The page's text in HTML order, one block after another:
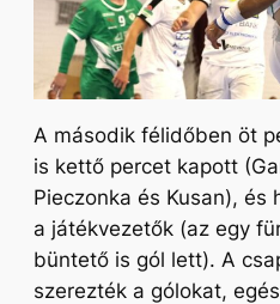
A második félidőben öt
is kettő percet kapott
Pieczonka és Kusan),
a játékvezetők (az egy
büntető is gól lett). A
szerezték a gólokat,